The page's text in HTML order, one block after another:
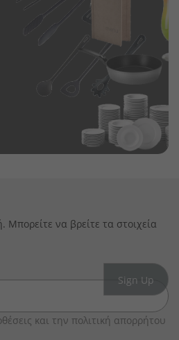
να βρείτε τα στοιχεία
και την πολιτική απορρήτου